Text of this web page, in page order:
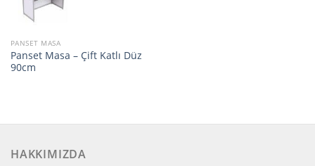
PANSET MASA
Panset Masa – Çift Katlı Düz
90cm
HAKKIMIZDA